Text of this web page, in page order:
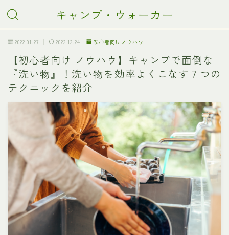
キャンプ・ウォーカー
2022.01.27 2022.12.24 初心者向けノウハウ
【初心者向け ノウハウ】キャンプで面倒な
『洗い物』！洗い物を効率よくこなす７つの
テクニックを紹介